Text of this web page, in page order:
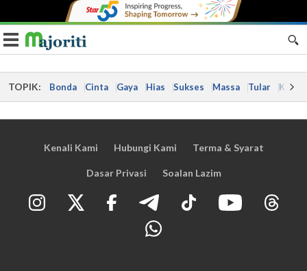
Toggle navigation
TOPIK: Bonda Cinta Gaya Hias Sukses Massa Tular Kes
Kenali Kami Hubungi Kami Terma & Syarat
Dasar Privasi Soalan Lazim